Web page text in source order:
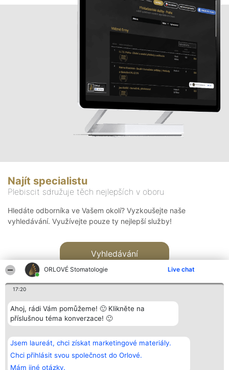
ORLOVÉ Stomatologie Live chat
17:20
Ahoj, rádi Vám pomůžeme! 🙂 Klikněte na
příslušnou téma konverzace! 🙂
Jsem laureát, chci získat marketingové materiály.
Chci přihlásit svou společnost do Orlové.
Mám jiné otázky.
Najít specialistu
Plebiscit sdružuje těch nejlepších v oboru
Hledáte odborníka ve Vašem okolí? Vyzkoušejte naše
vyhledávání. Využívejte pouze ty nejlepší služby!
Vyhledávání
Bright Side Solutions sp. z o.
o. sp. k.
ul. Ruska 22
Wrocław 50-079
KRS 0000749100 | Regon
Vítězové
Seznam všech
laureátů
Zásady
Kontakt